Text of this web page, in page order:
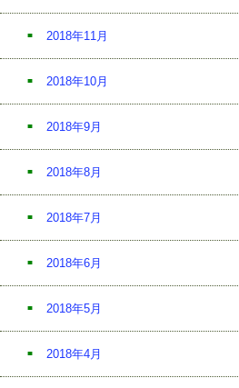
2018年11月
2018年10月
2018年9月
2018年8月
2018年7月
2018年6月
2018年5月
2018年4月